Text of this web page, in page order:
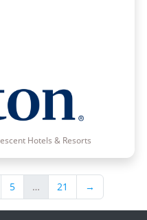
Hotels & Resorts
5 … 21 →